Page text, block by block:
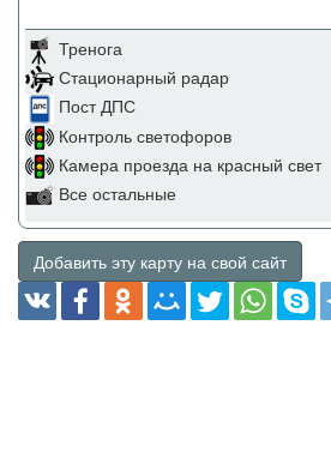
Тренога
Стационарный радар
Пост ДПС
Контроль светофоров
Камера проезда на красный свет
Все остальные
Добавить эту карту на свой сайт